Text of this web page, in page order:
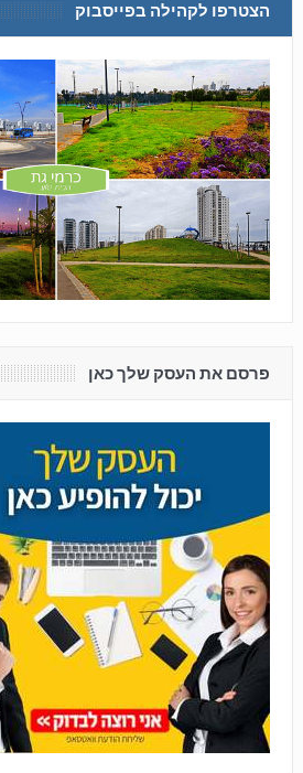
הצטרפו לקהילה בפייסבוק
פרסם את העסק שלך כאן